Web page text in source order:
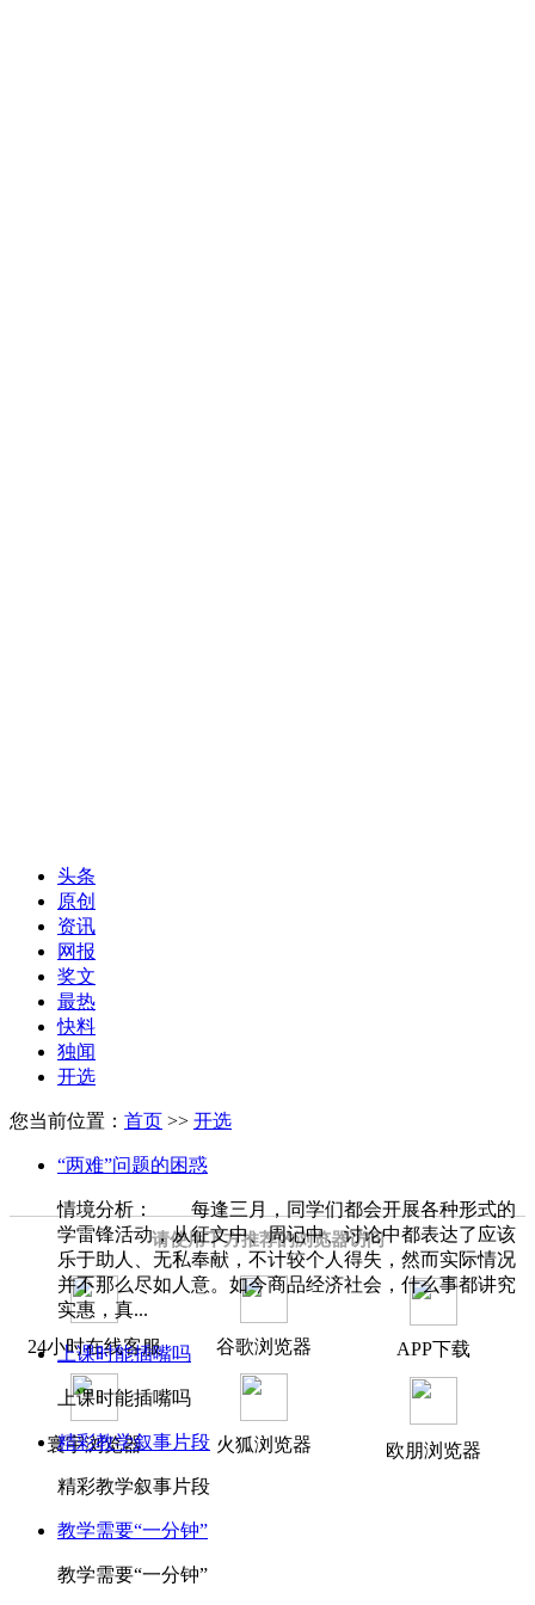
请使用下方推荐的浏览器访问
24小时在线客服 谷歌浏览器 APP下载
寰宇浏览器 火狐浏览器 欧朋浏览器
头条
原创
资讯
网报
奖文
最热
快料
独闻
开选
您当前位置： 首页 >> 开选
“两难”问题的困惑
情境分析： 每逢三月，同学们都会开展各种形式的
学雷锋活动，从征文中、周记中、讨论中都表达了应该
乐于助人、无私奉献，不计较个人得失，然而实际情况
并不那么尽如人意。如今商品经济社会，什么事都讲究
实惠，真...
上课时能插嘴吗
上课时能插嘴吗
精彩教学叙事片段
精彩教学叙事片段
教学需要“一分钟”
教学需要“一分钟”